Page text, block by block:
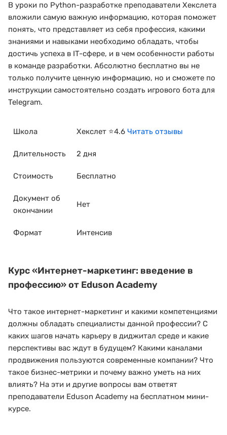
В уроки по Python-разработке преподаватели Хекслета
вложили самую важную информацию, которая поможет
понять, что представляет из себя профессия, какими
знаниями и навыками необходимо обладать, чтобы
достичь успеха в IT-сфере, и в чем особенности работы
в команде разработки. Абсолютно бесплатно вы не
только получите ценную информацию, но и сможете по
инструкции самостоятельно создать игрового бота для
Telegram.
Школа Хекслет ⭐4.6 Читать отзывы
Длительность 2 дня
Стоимость Бесплатно
Документ об
окончании
Нет
Формат Интенсив
Курс«Интернет-маркетинг: введение в
профессию»от Eduson Academy
Что такое интернет-маркетинг и какими компетенциями
должны обладать специалисты данной профессии? С
каких шагов начать карьеру в диджитал среде и какие
перспективы вас ждут в будущем? Какими каналами
продвижения пользуются современные компании? Что
такое бизнес-метрики и почему важно уметь на них
влиять? На эти и другие вопросы вам ответят
преподаватели Eduson Academy на бесплатном мини-
курсе.